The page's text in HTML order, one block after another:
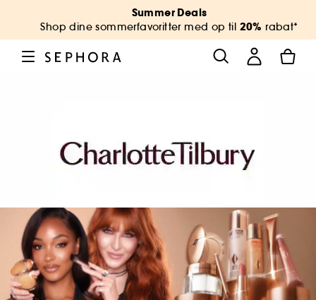
Summer Deals
Shop dine sommerfavoritter med op til 20% rabat*